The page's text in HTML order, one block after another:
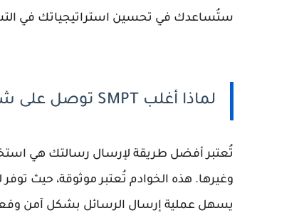
ستُساعدك في تحسين استراتيجياتك في
لماذا أغلب SMPT توصل على شكل رسائل سـ،ـبام ؟
تُعتبرأفضل طريقة لإرسال رسالتك هي
وغيرها. هذه الخوادم تُعتبر موثوقة، حيث
يسهل عملية إرسال الرسائل بشكل آمن